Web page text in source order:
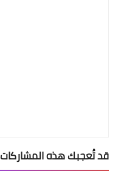
قد تُعجبك هذه المشاركات